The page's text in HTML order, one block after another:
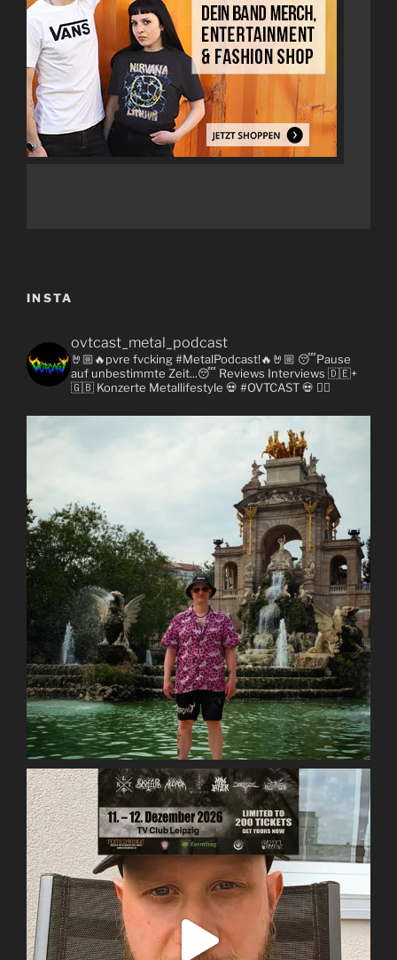
INSTA
ovtcast_metal_podcast
🤘🏼🔥pvre fvcking #MetalPodcast!🔥🤘🏼 😴Pause
auf unbestimmte Zeit...😴 Reviews Interviews 🇩🇪+
🇬🇧 Konzerte Metallifestyle 💀 #OVTCAST 💀 👇🏼